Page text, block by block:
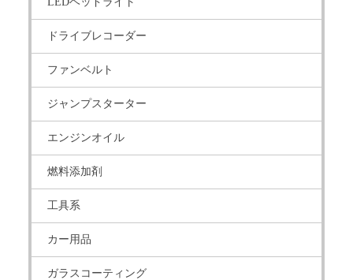
ドライブレコーダー
ファンベルト
ジャンプスターター
エンジンオイル
燃料添加剤
工具系
カー用品
ガラスコーティング